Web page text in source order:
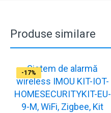
Produse similare
-31%
Sistem de alarmă
wireless IMOU KIT-IOT-
HOMESECURITYKIT-EU-
9-M, WiFi, Zigbee, Kit
-19%
-21%
-15%
-15%
-20%
-12%
-13%
-16%
-17%